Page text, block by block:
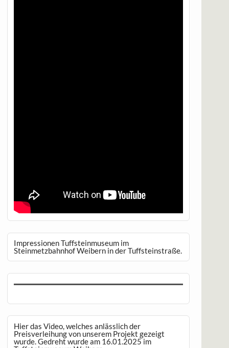
Impressionen Tuffsteinmuseum im
Steinmetzbahnhof Weibern in der Tuffsteinstraße.
Hier das Video, welches anlässlich der
Preisverleihung von unserem Projekt gezeigt
wurde. Gedreht wurde am 16.01.2025 im